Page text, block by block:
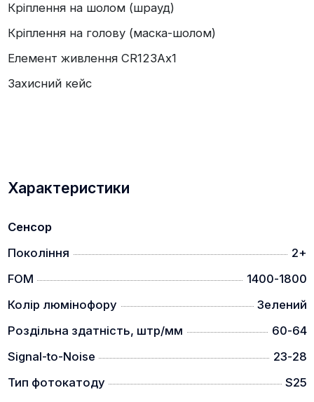
Кріплення на шолом (шрауд)
Кріплення на голову (маска-шолом)
Елемент живлення CR123Ax1
Захисний кейс
Характеристики
Сенсор
Покоління
2+
FOM
1400-1800
Колір люмінофору
Зелений
Роздільна здатність, штр/мм
60-64
Signal-to-Noise
23-28
Тип фотокатоду
S25